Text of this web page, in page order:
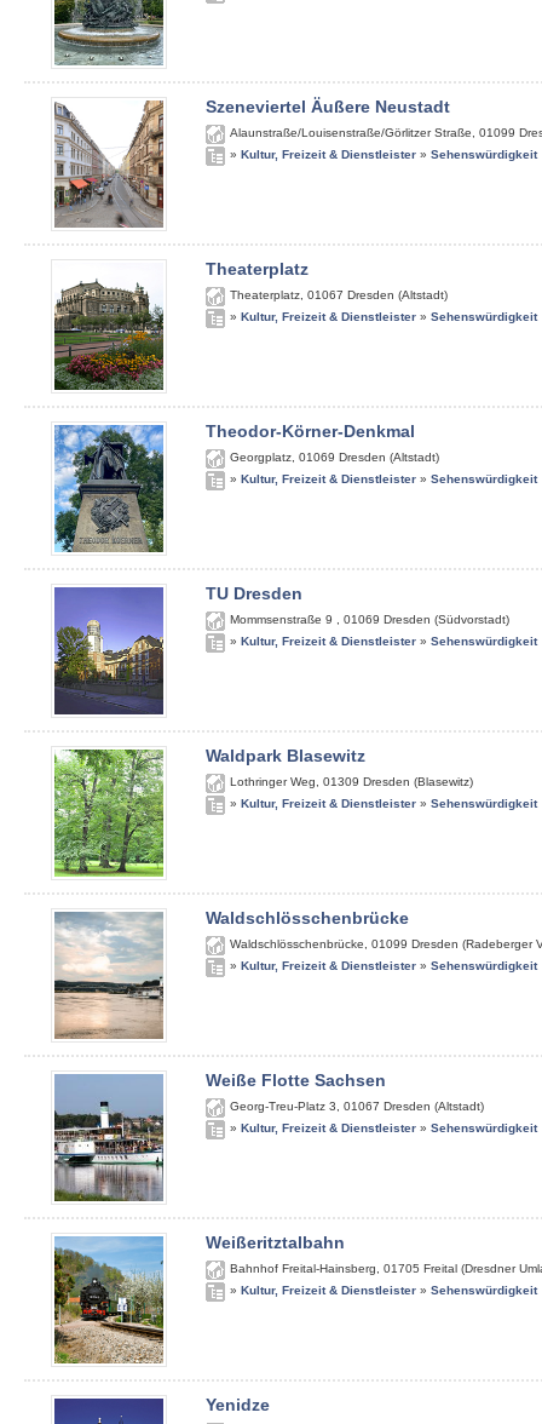
Szeneviertel Äußere Neustadt
Alaunstraße/Louisenstraße/Görlitzer Straße 01099
» Kultur, Freizeit & Dienstleister » Sehenswürdigkeit
Theaterplatz
Theaterplatz 01067 Dresden (Altstadt)
» Kultur, Freizeit & Dienstleister » Sehenswürdigkeit
Theodor-Körner-Denkmal
Georgplatz 01069 Dresden (Altstadt)
» Kultur, Freizeit & Dienstleister » Sehenswürdigkeit
TU Dresden
Mommsenstraße 9 01069 Dresden (Südvorstadt)
» Kultur, Freizeit & Dienstleister » Sehenswürdigkeit
Waldpark Blasewitz
Lothringer Weg 01309 Dresden (Blasewitz)
» Kultur, Freizeit & Dienstleister » Sehenswürdigkeit
Waldschlösschenbrücke
Waldschlösschenbrücke 01099 Dresden (Radeberger
» Kultur, Freizeit & Dienstleister » Sehenswürdigkeit
Weiße Flotte Sachsen
Georg-Treu-Platz 3 01067 Dresden (Altstadt)
» Kultur, Freizeit & Dienstleister » Sehenswürdigkeit
Weißeritztalbahn
Bahnhof Freital-Hainsberg 01705 Freital (Dresdner
» Kultur, Freizeit & Dienstleister » Sehenswürdigkeit
Yenidze